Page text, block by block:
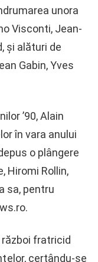
unora
Visconti, Jean-
şi alături de
Gabin, Yves
’90, Alain
în vara anului
o plângere
Hiromi Rollin,
sa, pentru
război fratricid
certându-se